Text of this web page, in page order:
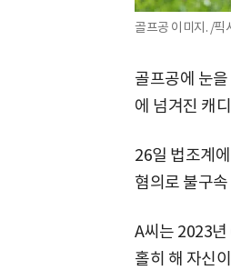
골프공 이미지. /픽
골프공에 눈
에 넘겨진 캐
26일 법조계
혐의로 불구
A씨는 2023
홀히 해 자신